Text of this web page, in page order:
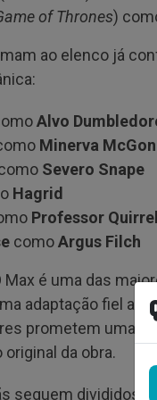
of Thrones)
ao elenco já
Alvo
Minerva
Severo Snape
Hagrid
Professor
comoArgus Filch
Max é uma das
adaptação fiel
prometem uma
da obra.
seguem divididos